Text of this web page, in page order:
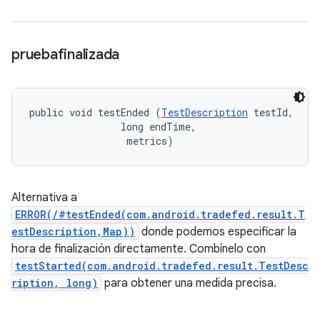
pruebafinalizada
public void testEnded (TestDescription testId,
                long endTime,
metrics)
Alternativa a
ERROR(/#testEnded(com.android.tradefed.result.T
estDescription,Map)) donde podemos especificar la
hora de finalización directamente. Combínelo con
testStarted(com.android.tradefed.result.TestDesc
ription, long) para obtener una medida precisa.